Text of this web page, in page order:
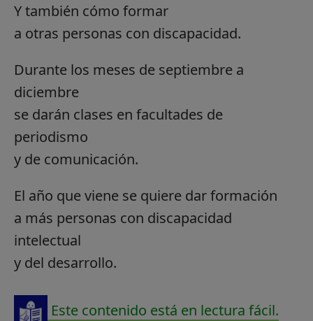
Y también cómo formar
a otras personas con discapacidad.
Durante los meses de septiembre a
diciembre
se darán clases en facultades de
periodismo
y de comunicación.
El año que viene se quiere dar formación
a más personas con discapacidad
intelectual
y del desarrollo.
Este contenido está en lectura fácil.